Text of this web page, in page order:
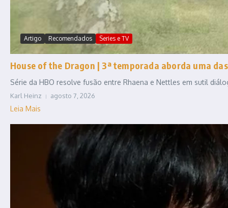
Artigo Recomendados Series e TV
House of the Dragon | 3ª temporada aborda uma
Série da HBO resolve fusão entre Rhaena e Nettles em sutil
Karl Heinz agosto 7, 2026
Leia Mais